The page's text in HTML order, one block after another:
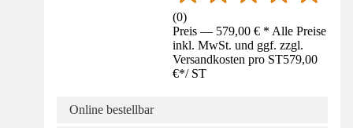
(0)
Preis — 579,00 € * Alle Preise
inkl. MwSt. und ggf. zzgl.
Versandkosten pro ST579,00
€*/ ST
Online bestellbar